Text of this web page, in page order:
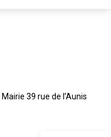
Mairie 39 rue de l’Aunis